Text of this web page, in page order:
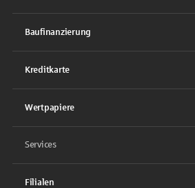
Baufinanzierung
Kreditkarte
Wertpapiere
Services
Filialen